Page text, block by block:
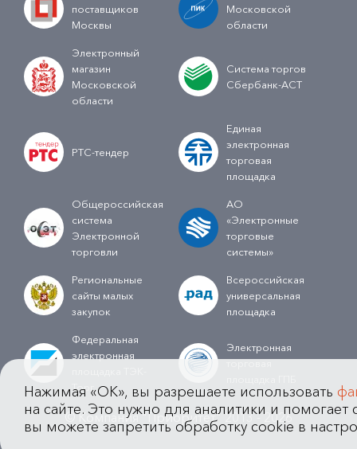
поставщиков
Москвы
Московской
области
Электронный
магазин
Московской
области
Система торгов
Сбербанк-АСТ
РТС-тендер
Единая
электронная
торговая
площадка
Общероссийская
система
Электронной
торговли
АО
«Электронные
торговые
системы»
Региональные
сайты малых
закупок
Всероссийская
универсальная
площадка
Федеральная
электронная
Торг
Электронная
торговая
© Компания "Приоритет" 2013 - 2026
Нажимая «OK», вы разрешаете использовать
на сайте. Это нужно для аналитики и помогает
вы можете запретить обработку cookie в